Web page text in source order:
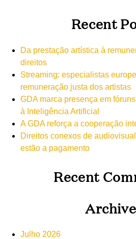
Recent
Da prestação artística à
direitos
Streaming: especialistas
remuneração justa dos artistas
GDA marca presença em
à Inteligência Artificial
A GDA reforça a cooperação
Direitos conexos de
estão a pagamento
Recent
Julho 2026